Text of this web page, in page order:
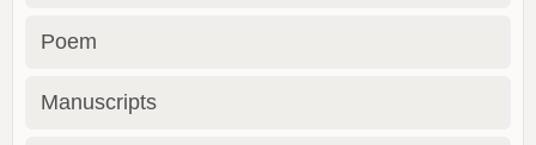
Poem
Manuscripts